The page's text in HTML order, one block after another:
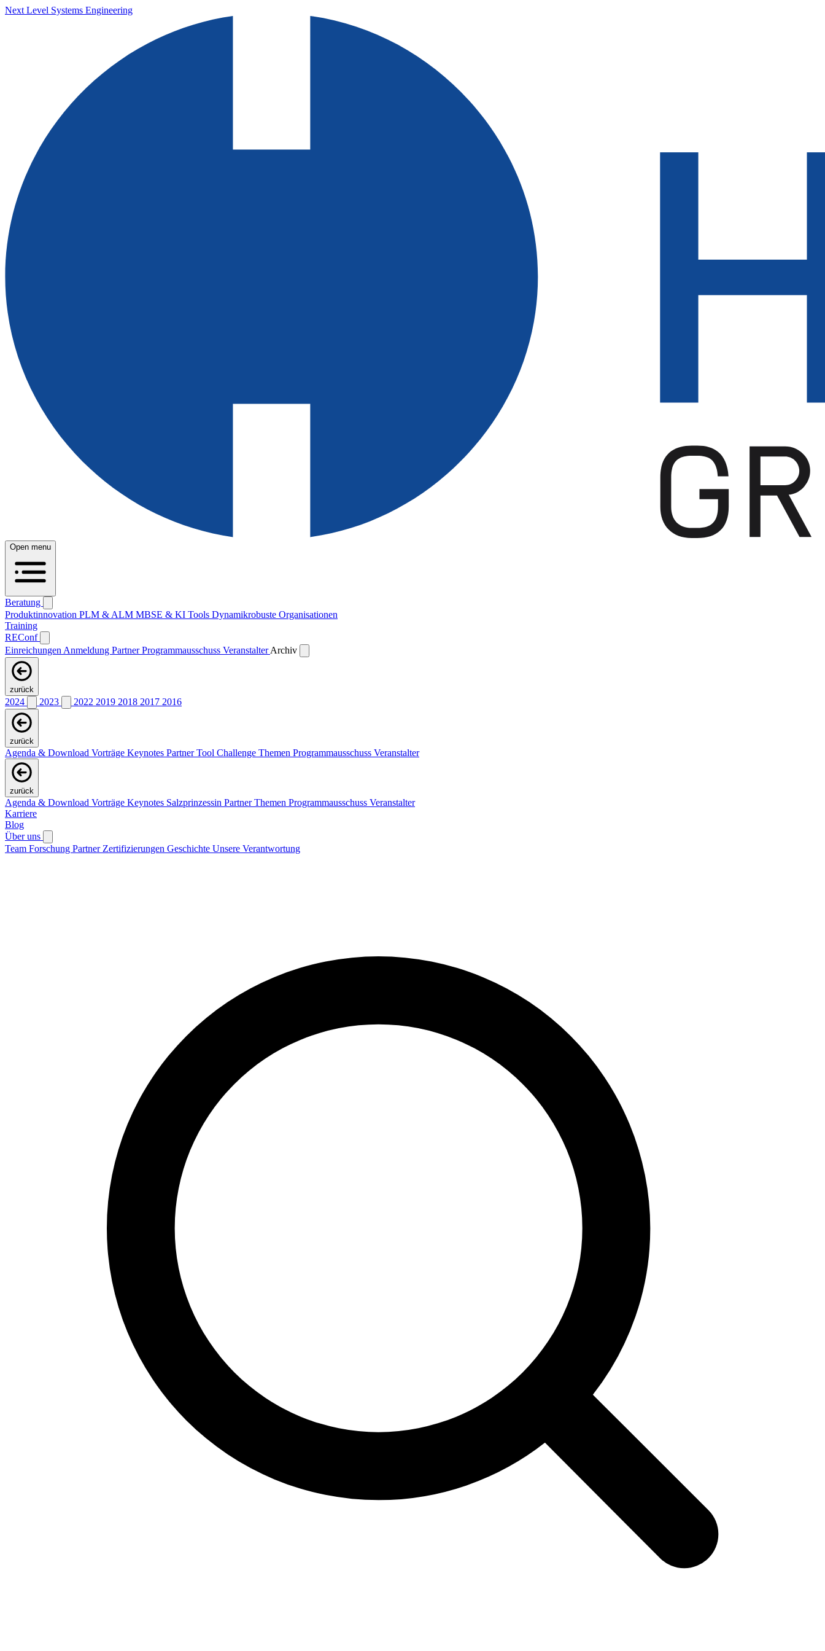
Next Level Systems Engineering
Open menu
Beratung
Produktinnovation PLM & ALM MBSE & KI Tools Dynamikrobuste Organisationen
Training
REConf
Einreichungen Anmeldung PartnerProgrammausschuss VeranstalterArchiv
zurück
2024 2023 2022 2019 2018 2017 2016
zurück
Agenda & Download Vorträge Keynotes PartnerTool Challenge Themen Programmausschuss Veranstalter
zurück
Agenda & Download Vorträge Keynotes Salzprinzessin PartnerThemen Programmausschuss Veranstalter
Karriere
Blog
Über uns
Team Forschung Partner Zertifizierungen Geschichte Unsere Verantwortung